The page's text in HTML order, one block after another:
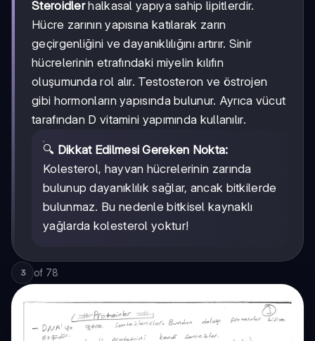
Steroidlerhalkasal yapıya sahip lipitlerdir.
Hücre zarının yapısına katılarak zarın
geçirgenliğini ve dayanıklılığını artırır. Sinir
hücrelerinin etrafındaki miyelin kılıfın
oluşumunda rol alır. Testosteron ve östrojen
gibi hormonların yapısında bulunur. Ayrıca vücut
tarafından D vitamini yapımında kullanılır.
🔍 Dikkat Edilmesi Gereken Nokta:
Kolesterol, hayvan hücrelerinin zarında
bulunup dayanıklılık sağlar, ancak bitkilerde
bulunmaz. Bu nedenle bitkisel kaynaklı
yağlarda kolesterol yoktur!
3 of 78